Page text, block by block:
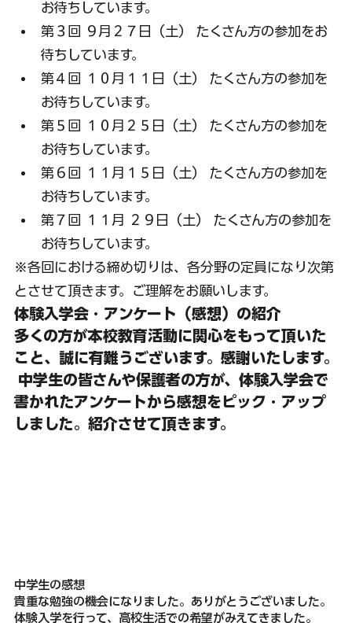
お待ちしています。
第３回 ９月２７日（土） たくさん方の参加をお
待ちしています。
第４回 １０月１１日（土） たくさん方の参加を
お待ちしています。
第５回 １０月２５日（土） たくさん方の参加を
お待ちしています。
第６回 １１月１５日（土） たくさん方の参加を
お待ちしています。
第７回 １１月 ２９日（土） たくさん方の参加を
お待ちしています。
※各回における締め切りは、各分野の定員になり次第
とさせて頂きます。ご理解をお願いします。
体験入学会・アンケート（感想）の紹介
多くの方が本校教育活動に関心をもって頂いた
こと、誠に有難うございます。感謝いたします。
中学生の皆さんや保護者の方が、体験入学会で
書かれたアンケートから感想をピック・アップ
しました。紹介させて頂きます。
中学生の感想
貴重な勉強の機会になりました。ありがとうございました。
体験入学を行って、高校生活での希望がみえてきました。